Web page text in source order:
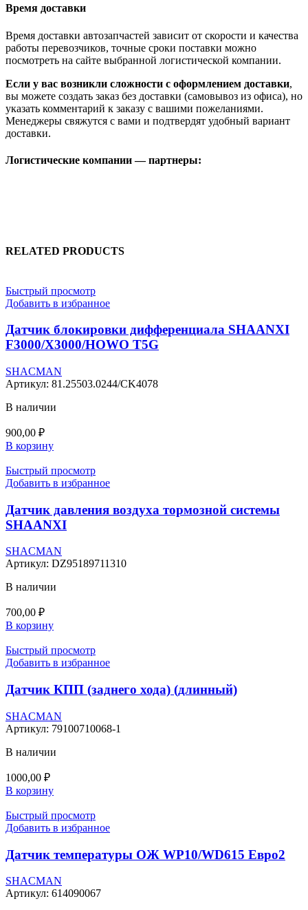
Время доставки
Время доставки автозапчастей зависит от скорости и качества
работы перевозчиков, точные сроки поставки можно
посмотреть на сайте выбранной логистической компании.
Если у вас возникли сложности с оформлением доставки,
вы можете создать заказ без доставки (самовывоз из офиса), но
указать комментарий к заказу с вашими пожеланиями.
Менеджеры свяжутся с вами и подтвердят удобный вариант
доставки.
Логистические компании — партнеры:
RELATED PRODUCTS
Быстрый просмотр
Добавить в избранное
Датчик блокировки дифференциала SHAANXI
F3000/X3000/HOWO T5G
SHACMAN
Артикул: 81.25503.0244/CK4078
В наличии
900,00 ₽
В корзину
Быстрый просмотр
Добавить в избранное
Датчик давления воздуха тормозной системы
SHAANXI
SHACMAN
Артикул: DZ95189711310
В наличии
700,00 ₽
В корзину
Быстрый просмотр
Добавить в избранное
Датчик КПП (заднего хода) (длинный)
SHACMAN
Артикул: 79100710068-1
В наличии
1000,00 ₽
В корзину
Быстрый просмотр
Добавить в избранное
Датчик температуры ОЖ WP10/WD615 Евро2
SHACMAN
Артикул: 614090067